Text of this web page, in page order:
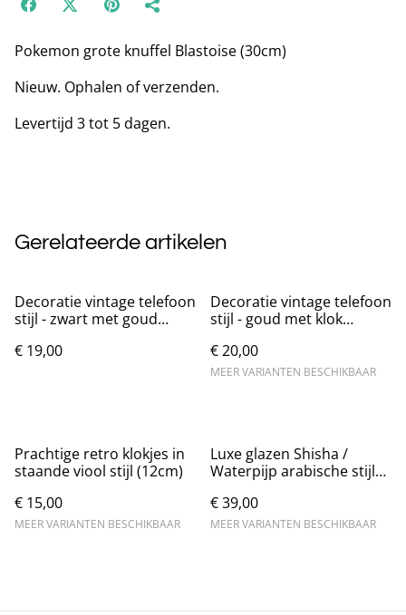
Pokemon grote knuffel Blastoise (30cm)
Nieuw. Ophalen of verzenden.
Levertijd 3 tot 5 dagen.
Gerelateerde artikelen
Decoratie vintage telefoon
stijl - zwart met goud
€ 19,00
Decoratie vintage telefoon
stijl - goud met klok
€ 20,00
MEER VARIANTEN BESCHIKBAAR
Prachtige retro klokjes in
staande viool stijl (12cm)
€ 15,00
MEER VARIANTEN BESCHIKBAAR
Luxe glazen Shisha /
Waterpijp arabische stijl
€ 39,00
MEER VARIANTEN BESCHIKBAAR